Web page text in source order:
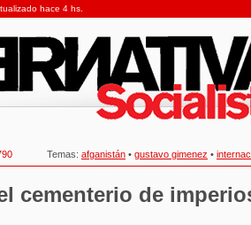
hace 4 hs.
Temas: afganistán • gustavo gimenez •
cementerio de